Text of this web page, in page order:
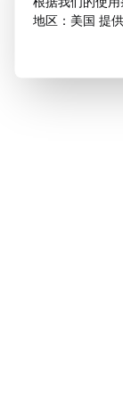
地区：美国 提